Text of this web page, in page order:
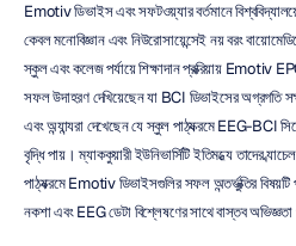
Emotiv ডিভাইস এবং সফটওয়্যার বর্তমানে
কেবল মনোবিজ্ঞান এবং নিউরোসায়েন্সেই নয় বরং
স্কুল এবং কলেজ পর্যায়ে শিক্ষাদান প্রক্রিয়ায় Emotiv
সফল উদাহরণ দেখিয়েছেন যা BCI ডিভাইসের
এবং অন্যান্যরা দেখেছেন যে স্কুল পাঠ্যক্রমে EEG-BCI
বৃদ্ধি পায়। ম্যাককুয়ারী ইউনিভার্সিটি ইতিমধ্যে তাদের
পাঠ্যক্রমে Emotiv ডিভাইসগুলির সফল অন্তর্ভুক্তির বিষয়টি
নকশা এবং EEG ডেটা বিশ্লেষণের সাথে বাস্তব